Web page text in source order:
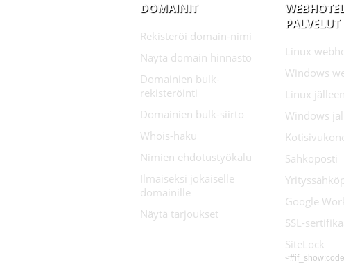
DOMAINIT
Rekisteröi domain-nimi
Näytä domain hinnasto
Domainien bulk-
rekisteröinti
Domainien bulk-siirto
Whois-haku
Nimien ehdotustyökalu
Ilmaiseksi jokaiselle
domainille
Näytä tarjoukset
PALVELUT
Linux
Windows
Linux
Windows
Sähköposti
Google
SSL-
SiteLock